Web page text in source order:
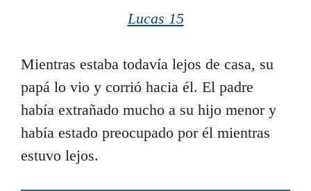
Lucas 15
Mientras estaba todavía lejos de casa, su
papá lo vio y corrió hacia él. El padre
había extrañado mucho a su hijo menor y
había estado preocupado por él mientras
estuvo lejos.